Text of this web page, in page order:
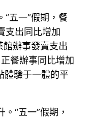
“五一”假期，餐
支出同比增加
館辦事發賣支出
餐辦事同比增加
體驗于一體的平
“五一”假期，